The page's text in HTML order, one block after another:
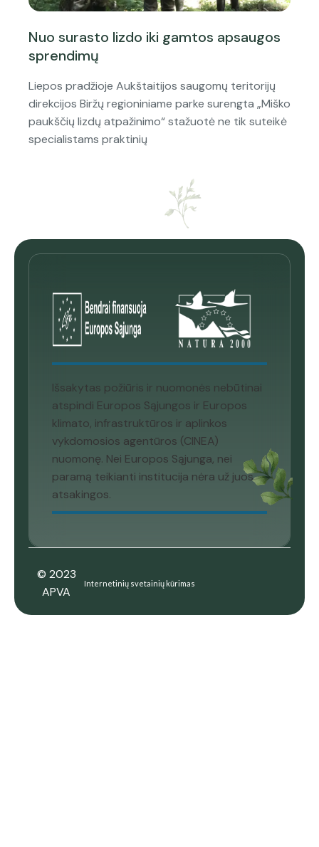
Nuo surasto lizdo iki gamtos apsaugos
sprendimų
Liepos pradžioje Aukštaitijos saugomų teritorijų
direkcijos Biržų regioniniame parke surengta „Miško
paukščių lizdų atpažinimo“ stažuotė ne tik suteikė
specialistams praktinių
Išsakytas požiūris ir nuomonės nebūtinai
atspindi Europos Sąjungos ir Europos
klimato, infrastruktūros ir aplinkos
vykdomosios agentūros (CINEA)
nuomonę. Nei Europos Sąjunga, nei
paramą teikianti institucija nėra už juos
atsakingos.
© 2023
APVA
Internetinių svetainių kūrimas